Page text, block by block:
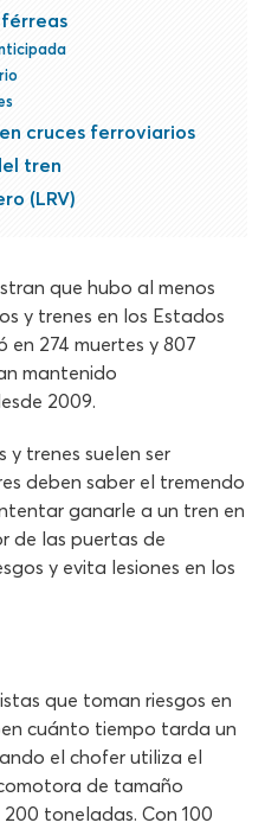
cruces ferroviarios
tren
(LRV)
que hubo al menos
y trenes en los Estados
en 274 muertes y 807
mantenido
2009.
y trenes suelen ser
deben saber el tremendo
ganarle a un tren en
de las puertas de
y evita lesiones en los
que toman riesgos en
cuánto tiempo tarda un
el chofer utiliza el
de tamaño
toneladas. Con 100